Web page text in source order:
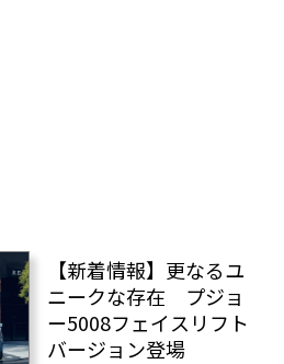
【新着情報】更なるユ
ニークな存在 プジョ
ー5008フェイスリフト
バージョン登場